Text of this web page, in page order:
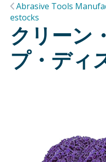
Abrasive Tools
estocks
クリーン
プ・ディ